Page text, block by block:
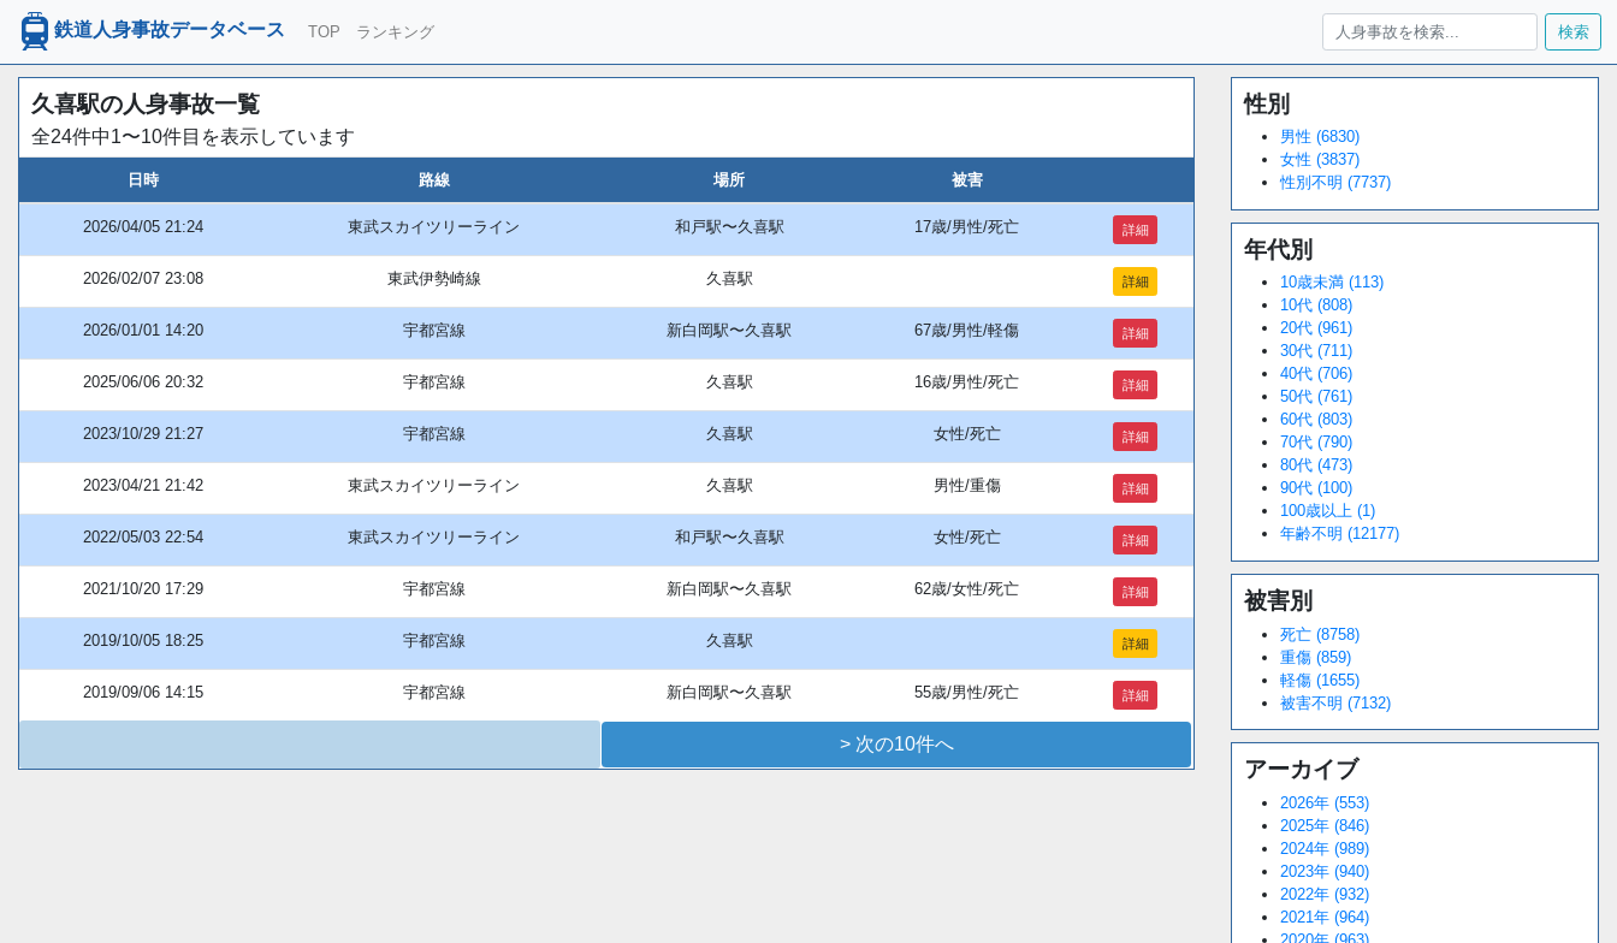
鉄道人身事故データベース TOP ランキング 検索
久喜駅の人身事故一覧
全24件中1〜10件目を表示しています
日時 路線 場所 被害
2026/04/05 21:24 東武スカイツリーライン 和戸駅〜久喜駅 17歳/男性/死亡 詳細
2026/02/07 23:08 東武伊勢崎線 久喜駅 詳細
2026/01/01 14:20 宇都宮線 新白岡駅〜久喜駅 67歳/男性/軽傷 詳細
2025/06/06 20:32 宇都宮線 久喜駅 16歳/男性/死亡 詳細
2023/10/29 21:27 宇都宮線 久喜駅 女性/死亡 詳細
2023/04/21 21:42 東武スカイツリーライン 久喜駅 男性/重傷 詳細
2022/05/03 22:54 東武スカイツリーライン 和戸駅〜久喜駅 女性/死亡 詳細
2021/10/20 17:29 宇都宮線 新白岡駅〜久喜駅 62歳/女性/死亡 詳細
2019/10/05 18:25 宇都宮線 久喜駅 詳細
2019/09/06 14:15 宇都宮線 新白岡駅〜久喜駅 55歳/男性/死亡 詳細
> 次の10件へ
Unmute
34.94%
性別
男性 (6830)
女性 (3837)
性別不明 (7737)
年代別
10歳未満 (113)
10代 (808)
20代 (961)
30代 (711)
40代 (706)
50代 (761)
60代 (803)
70代 (790)
80代 (473)
90代 (100)
100歳以上 (1)
年齢不明 (12177)
被害別
死亡 (8758)
重傷 (859)
軽傷 (1655)
被害不明 (7132)
アーカイブ
2026年 (553)
2025年 (846)
2024年 (989)
2023年 (940)
2022年 (932)
2021年 (964)